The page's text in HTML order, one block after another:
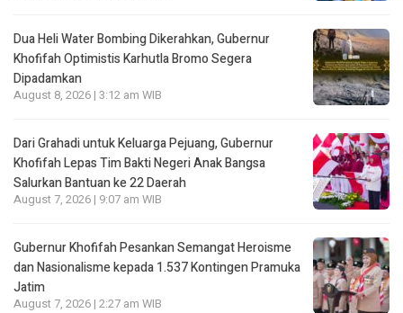
Dua Heli Water Bombing Dikerahkan, Gubernur
Khofifah Optimistis Karhutla Bromo Segera
Dipadamkan
August 8, 2026 | 3:12 am WIB
Dari Grahadi untuk Keluarga Pejuang, Gubernur
Khofifah Lepas Tim Bakti Negeri Anak Bangsa
Salurkan Bantuan ke 22 Daerah
August 7, 2026 | 9:07 am WIB
Gubernur Khofifah Pesankan Semangat Heroisme
dan Nasionalisme kepada 1.537 Kontingen Pramuka
Jatim
August 7, 2026 | 2:27 am WIB